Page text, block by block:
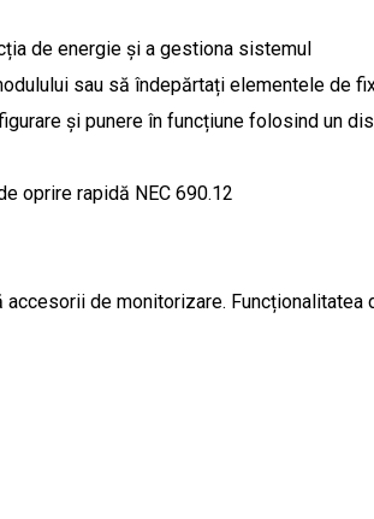
de energie și a gestiona sistemul
sau să îndepărtați elementele de
și punere în funcțiune folosind un
oprire rapidă NEC 690.12
de monitorizare. Funcționalitatea